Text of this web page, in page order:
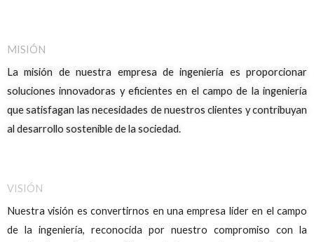
MISIÓN
La misión de nuestra empresa de ingeniería es proporcionar
soluciones innovadoras y eficientes en el campo de la ingeniería
que satisfagan las necesidades de nuestros clientes y contribuyan
al desarrollo sostenible de la sociedad.
VISIÓN
Nuestra visión es convertirnos en una empresa líder en el campo
de la ingeniería, reconocida por nuestro compromiso con la